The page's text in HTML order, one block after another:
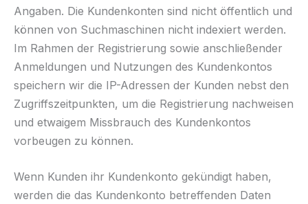
Angaben. Die Kundenkonten sind nicht öffentlich und
können von Suchmaschinen nicht indexiert werden.
Im Rahmen der Registrierung sowie anschließender
Anmeldungen und Nutzungen des Kundenkontos
speichern wir die IP-Adressen der Kunden nebst den
Zugriffszeitpunkten, um die Registrierung nachweisen
und etwaigem Missbrauch des Kundenkontos
vorbeugen zu können.
Wenn Kunden ihr Kundenkonto gekündigt haben,
werden die das Kundenkonto betreffenden Daten